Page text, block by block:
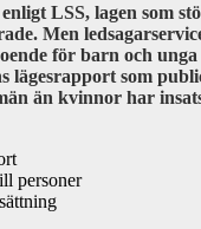
LSS, lagen som
Men
för barn och
lägesrapport som
än kvinnor har
personer